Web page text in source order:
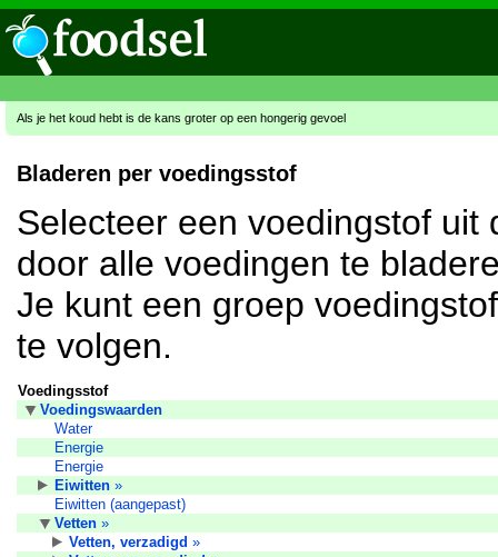
Als je het koud hebt is de kans groter op een hongerig gevoel
Bladeren per voedingsstof
Selecteer een voedingstof uit
door alle voedingen te
Je kunt een groep
te volgen.
Voedingsstof
Voedingswaarden
Water
Energie
Energie
Eiwitten »
Eiwitten (aangepast)
Vetten »
Vetten, verzadigd »